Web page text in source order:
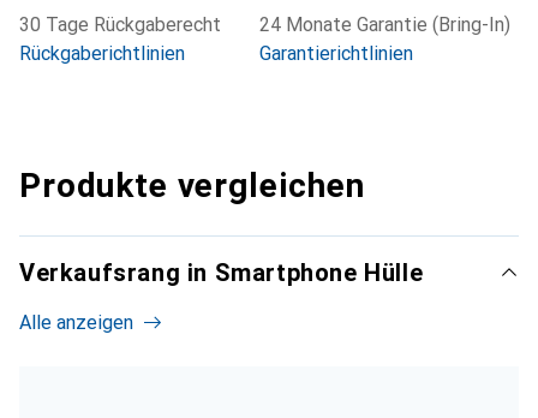
30 Tage Rückgaberecht
Rückgaberichtlinien
24 Monate Garantie (Bring-In)
Garantierichtlinien
Produkte vergleichen
Verkaufsrang in Smartphone Hülle
Alle anzeigen